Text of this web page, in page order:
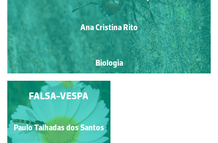
Ana Cristina Rito
Biologia
GREEN-UNDERSIDE
Paulo Talhadas dos Santos
FALSA-VESPA
Paulo Talhadas dos Santos